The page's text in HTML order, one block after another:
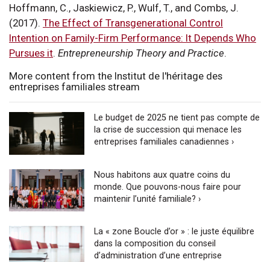
Hoffmann, C., Jaskiewicz, P., Wulf, T., and Combs, J.
(2017). The Effect of Transgenerational Control
Intention on Family-Firm Performance: It Depends Who
Pursues it. Entrepreneurship Theory and Practice.
More content from the Institut de l'héritage des
entreprises familiales stream
Le budget de 2025 ne tient pas compte de
la crise de succession qui menace les
entreprises familiales canadiennes ›
Nous habitons aux quatre coins du
monde. Que pouvons-nous faire pour
maintenir l’unité familiale? ›
La « zone Boucle d’or » : le juste équilibre
dans la composition du conseil
d’administration d’une entreprise